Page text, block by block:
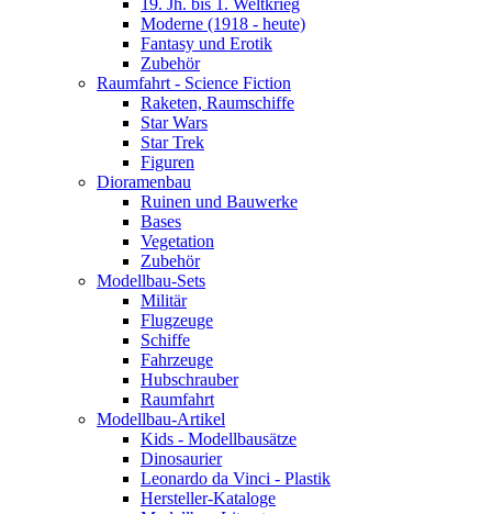
19. Jh. bis 1. Weltkrieg
Moderne (1918 - heute)
Fantasy und Erotik
Zubehör
Raumfahrt - Science Fiction
Raketen, Raumschiffe
Star Wars
Star Trek
Figuren
Dioramenbau
Ruinen und Bauwerke
Bases
Vegetation
Zubehör
Modellbau-Sets
Militär
Flugzeuge
Schiffe
Fahrzeuge
Hubschrauber
Raumfahrt
Modellbau-Artikel
Kids - Modellbausätze
Dinosaurier
Leonardo da Vinci - Plastik
Hersteller-Kataloge